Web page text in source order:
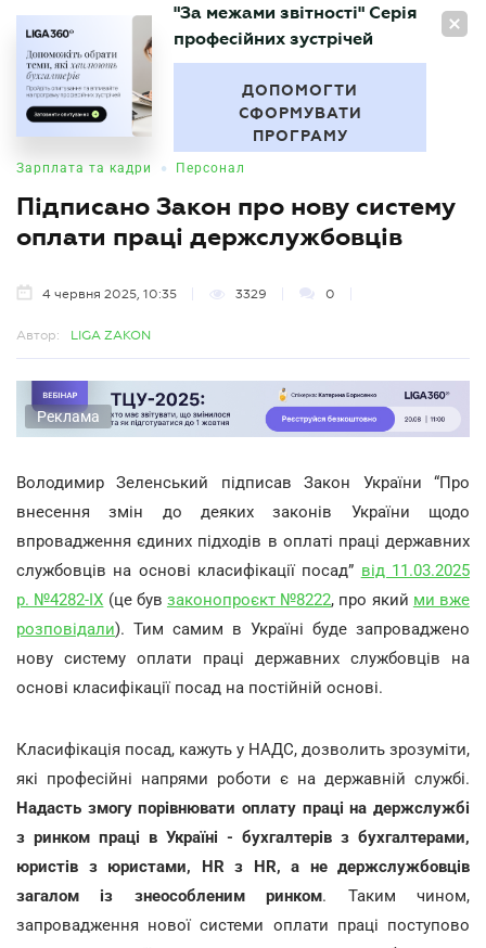
UA
БУХГАЛТЕР
"За межами звітності" Серія
професійних зустрічей
ДОПОМОГТИ
СФОРМУВАТИ
ПРОГРАМУ
Зарплата та кадри • Персонал
Підписано Закон про нову систему
оплати праці держслужбовців
4 червня 2025, 10:35 3329 0
Автор: LIGA ZAKON
Реклама
Володимир Зеленський підписав Закон України “Про
внесення змін до деяких законів України щодо
впровадження єдиних підходів в оплаті праці державних
службовців на основі класифікації посад” від 11.03.2025
р. №4282-IX (це був законопроєкт №8222, про який ми вже
розповідали). Тим самим в Україні буде запроваджено
нову систему оплати праці державних службовців на
основі класифікації посад на постійній основі.
Класифікація посад, кажуть у НАДС, дозволить зрозуміти,
які професійні напрями роботи є на державній службі.
Надасть змогу порівнювати оплату праці на держслужбі
з ринком праці в Україні - бухгалтерів з бухгалтерами,
юристів з юристами, HR з HR, а не держслужбовців
загалом із знеособленим ринком. Таким чином,
запровадження нової системи оплати праці поступово